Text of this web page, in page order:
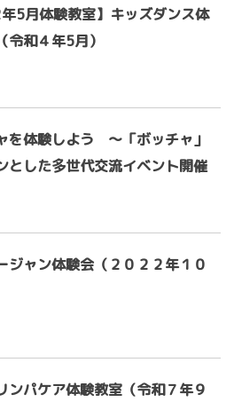
年5月体験教室】キッズダンス体
令和４年5月）
を体験しよう ～「ボッチャ」
とした多世代交流イベント開催
ジャン体験会（２０２２年１０
ンパケア体験教室（令和７年９